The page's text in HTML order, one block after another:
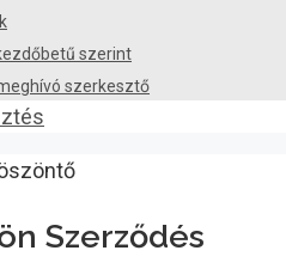
szerint
szerkesztő
Szerződés